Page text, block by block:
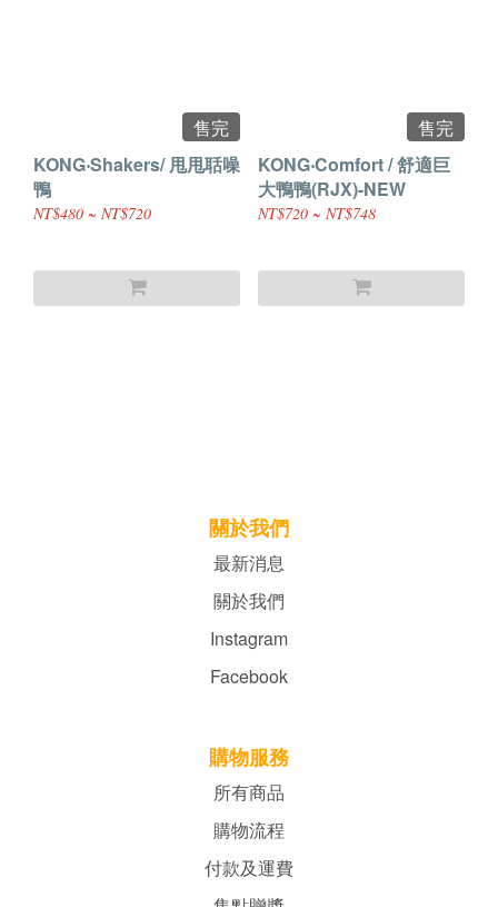
售完
KONG‧Shakers/ 甩甩聒噪
鴨
NT$480 ~ NT$720
售完
KONG‧Comfort / 舒適巨
大鴨鴨(RJX)-NEW
NT$720 ~ NT$748
關於我們
最新消息
關於我們
Instagram
Facebook
購物服務
所有商品
購物流程
付款及運費